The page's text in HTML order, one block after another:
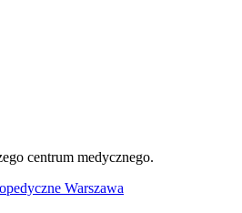
centrum medycznego.
Warszawa